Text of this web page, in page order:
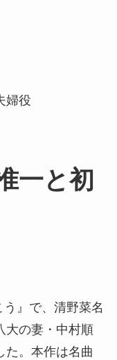
婦役
一と初
』で、清野菜名
大の妻・中村順
た。本作は名曲